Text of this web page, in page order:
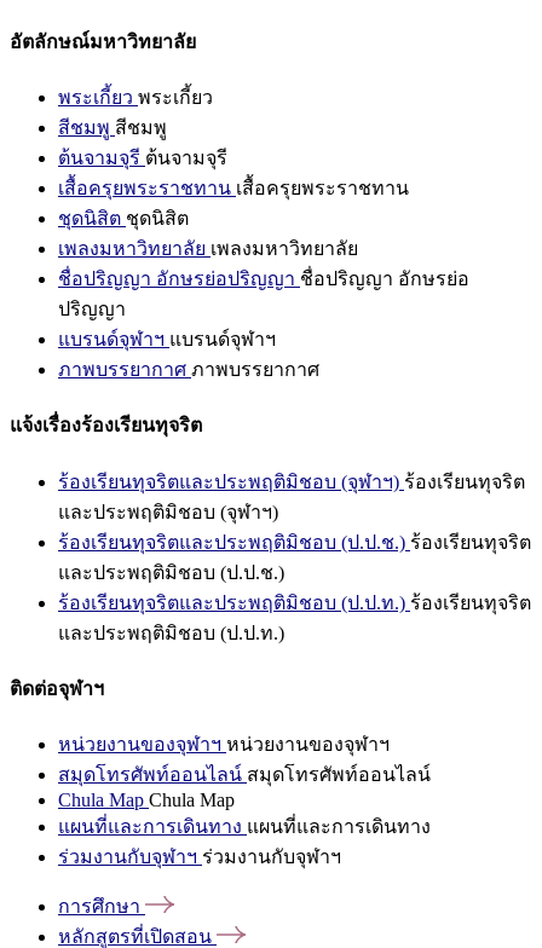
อัตลักษณ์มหาวิทยาลัย
พระเกี้ยว พระเกี้ยว
สีชมพู สีชมพู
ต้นจามจุรี ต้นจามจุรี
เสื้อครุยพระราชทาน เสื้อครุยพระราชทาน
ชุดนิสิต ชุดนิสิต
เพลงมหาวิทยาลัย เพลงมหาวิทยาลัย
ชื่อปริญญา อักษรย่อปริญญา ชื่อปริญญา อักษรย่อ
ปริญญา
แบรนด์จุฬาฯ แบรนด์จุฬาฯ
ภาพบรรยากาศ ภาพบรรยากาศ
แจ้งเรื่องร้องเรียนทุจริต
ร้องเรียนทุจริตและประพฤติมิชอบ (จุฬาฯ) ร้องเรียนทุจริต
และประพฤติมิชอบ (จุฬาฯ)
ร้องเรียนทุจริตและประพฤติมิชอบ (ป.ป.ช.) ร้องเรียนทุจริต
และประพฤติมิชอบ (ป.ป.ช.)
ร้องเรียนทุจริตและประพฤติมิชอบ (ป.ป.ท.) ร้องเรียนทุจริต
และประพฤติมิชอบ (ป.ป.ท.)
ติดต่อจุฬาฯ
หน่วยงานของจุฬาฯ หน่วยงานของจุฬาฯ
สมุดโทรศัพท์ออนไลน์ สมุดโทรศัพท์ออนไลน์
Chula Map Chula Map
แผนที่และการเดินทาง แผนที่และการเดินทาง
ร่วมงานกับจุฬาฯ ร่วมงานกับจุฬาฯ
การศึกษา
หลักสูตรที่เปิดสอน